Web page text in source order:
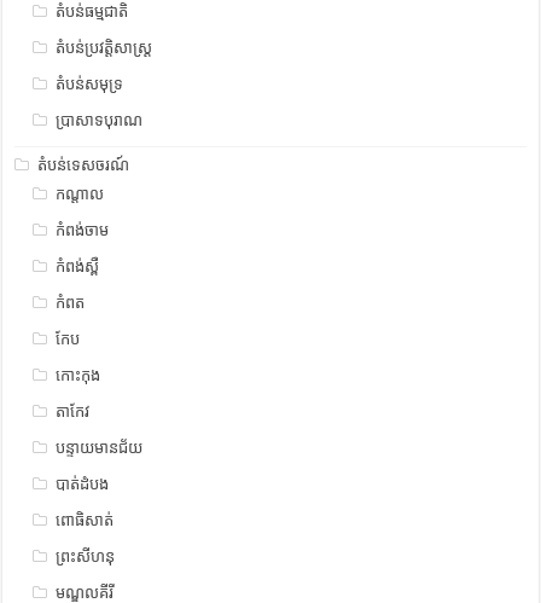
តំបន់ធម្មជាតិ
តំបន់ប្រវត្តិសាស្រ្ត
តំបន់សមុទ្រ
ប្រាសាទបុរាណ
តំបន់ទេសចរណ៍
កណ្តាល
កំពង់ចាម
កំពង់ស្ពឺ
កំពត
កែប
កោះកុង
តាកែវ
បន្ទាយមានជ័យ
បាត់ដំបង
ពោធិសាត់
ព្រះសីហនុ
មណ្ឌលគីរី